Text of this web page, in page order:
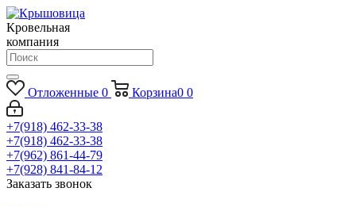
Кровельная
компания
Отложенные 0 Корзина0 0
+7(918) 462-33-38
+7(918) 462-33-38
+7(962) 861-44-79
+7(928) 841-84-12
Заказать звонок